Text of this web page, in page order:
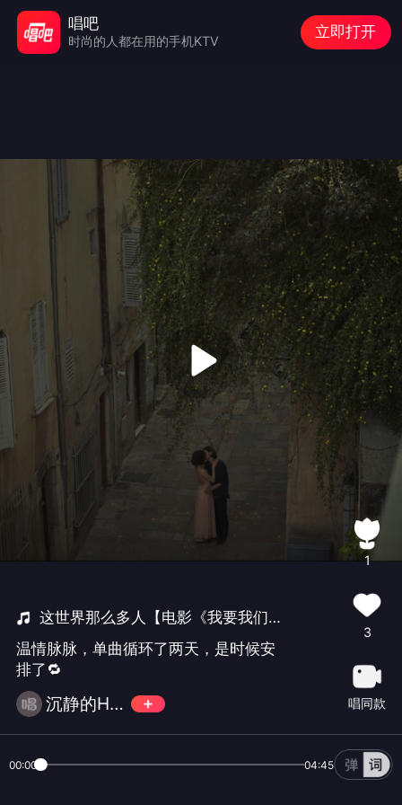
这世界那么多人【电影《我要我们在一起》主题曲】
温情脉脉，单曲循环了两天，是时候安
排了🔁
沉静的Helen
1
3
唱同款
00:00 04:45
唱吧
时尚的人都在用的手机KTV
立即打开